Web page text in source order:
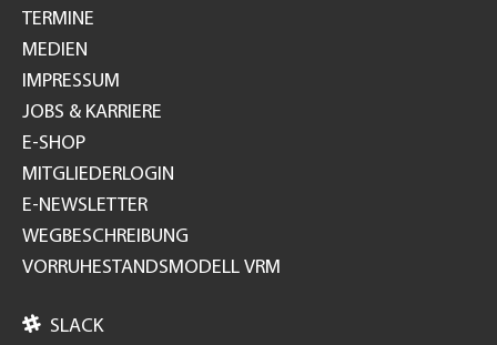
TERMINE
MEDIEN
IMPRESSUM
JOBS & KARRIERE
E-SHOP
MITGLIEDERLOGIN
E-NEWSLETTER
WEGBESCHREIBUNG
VORRUHESTANDSMODELL VRM
 SLACK